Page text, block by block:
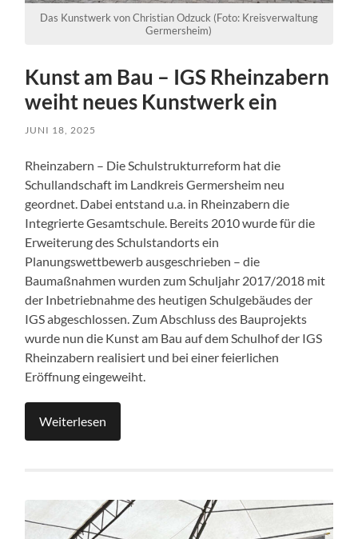
Das Kunstwerk von Christian Odzuck (Foto: Kreisverwaltung
Germersheim)
Kunst am Bau – IGS Rheinzabern
weiht neues Kunstwerk ein
JUNI 18, 2025
Rheinzabern – Die Schulstrukturreform hat die
Schullandschaft im Landkreis Germersheim neu
geordnet. Dabei entstand u.a. in Rheinzabern die
Integrierte Gesamtschule. Bereits 2010 wurde für die
Erweiterung des Schulstandorts ein
Planungswettbewerb ausgeschrieben – die
Baumaßnahmen wurden zum Schuljahr 2017/2018 mit
der Inbetriebnahme des heutigen Schulgebäudes der
IGS abgeschlossen. Zum Abschluss des Bauprojekts
wurde nun die Kunst am Bau auf dem Schulhof der IGS
Rheinzabern realisiert und bei einer feierlichen
Eröffnung eingeweiht.
Weiterlesen